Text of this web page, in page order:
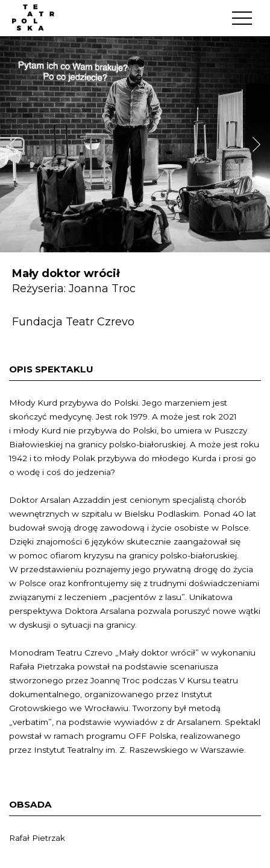
Mały doktor wrócił
Reżyseria: Joanna Troc
Fundacja Teatr Czrevo
OPIS SPEKTAKLU
Młody Kurd przybywa do Polski. Jego marzeniem jest
skończyć medycynę. Jest rok 1979. A może jest rok 2021
i młody Kurd nie przybywa do Polski, bo umiera w Puszczy
Białowieskiej na granicy polsko-białoruskiej. A może jest roku
1942 i to młody Polak przybywa do młodego Kurda i prosi go
o wodę i coś do jedzenia?
Doktor Arsalan Azzaddin jest cenionym specjalistą chorób
wewnętrznych w szpitalu w Bielsku Podlaskim. Ponad 40 lat
budował swoją drogę zawodową i życie osobiste w Polsce.
Dzięki znajomości 6 języków skutecznie zaangażował się
w pomoc ofiarom kryzysu na granicy polsko-białoruskiej.
W przedstawieniu poznajemy jego prywatną drogę do życia
w Polsce oraz konfrontujemy się z trudnymi doświadczeniami
związanymi z leczeniem „pacjentów z lasu”. Unikatowa
perspektywa Doktora Arsalana pozwala poruszyć nowe wątki
w dyskusji o sytuacji na granicy.
Monodram Teatru Czrevo „Mały doktor wrócił” w wykonaniu
Rafała Pietrzaka powstał na podstawie scenariusza
stworzonego przez Joannę Troc podczas V Kursu teatru
dokumentalnego, organizowanego przez Instytut
Grotowskiego we Wrocławiu. Tworzony był metodą
„verbatim”, na podstawie wywiadów z dr Arsalanem. Spektakl
powstał w ramach programu OFF Polska, realizowanego
przez Instytut Teatralny im. Z. Raszewskiego w Warszawie.
OBSADA
Rafał Pietrzak